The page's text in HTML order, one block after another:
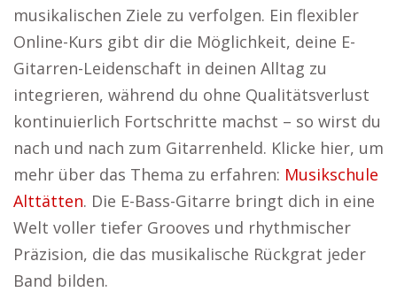
musikalischen Ziele zu verfolgen. Ein flexibler
Online-Kurs gibt dir die Möglichkeit, deine E-
Gitarren-Leidenschaft in deinen Alltag zu
integrieren, während du ohne Qualitätsverlust
kontinuierlich Fortschritte machst – so wirst du
nach und nach zum Gitarrenheld. Klicke hier, um
mehr über das Thema zu erfahren: Musikschule
Alttätten. Die E-Bass-Gitarre bringt dich in eine
Welt voller tiefer Grooves und rhythmischer
Präzision, die das musikalische Rückgrat jeder
Band bilden.